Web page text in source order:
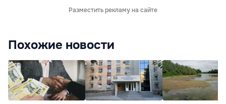
Разместить рекламу на сайте
Похожие новости